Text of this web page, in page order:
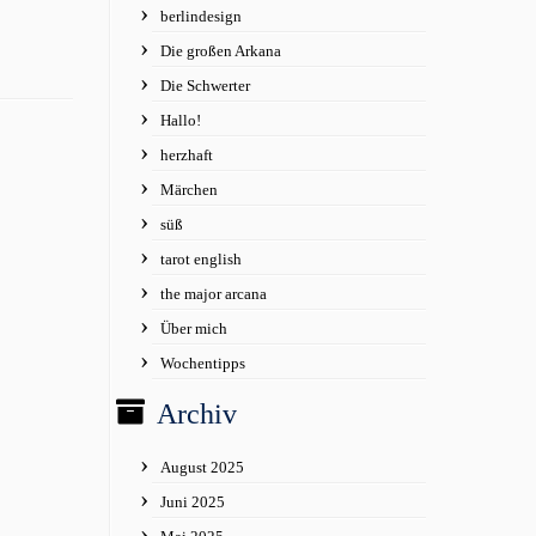
berlindesign
Die großen Arkana
Die Schwerter
Hallo!
herzhaft
Märchen
süß
tarot english
the major arcana
Über mich
Wochentipps
Archiv
August 2025
Juni 2025